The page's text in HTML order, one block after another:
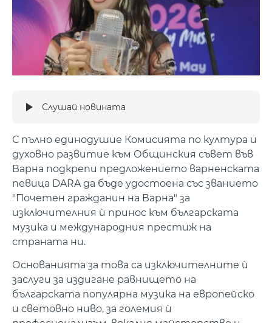
Слушай новината
С пълно единодушие Комисията по култура и
духовно развитие към Общинския съвет във
Варна подкрепи предложението варненската
певица DARA да бъде удостоена със званието
"Почетен гражданин на Варна" за
изключителния ѝ принос към българската
музика и международния престиж на
страната ни.
Основанията за това са изключителните ѝ
заслуги за издигане равнището на
българската популярна музика на европейско
и световно ниво, за големия ѝ